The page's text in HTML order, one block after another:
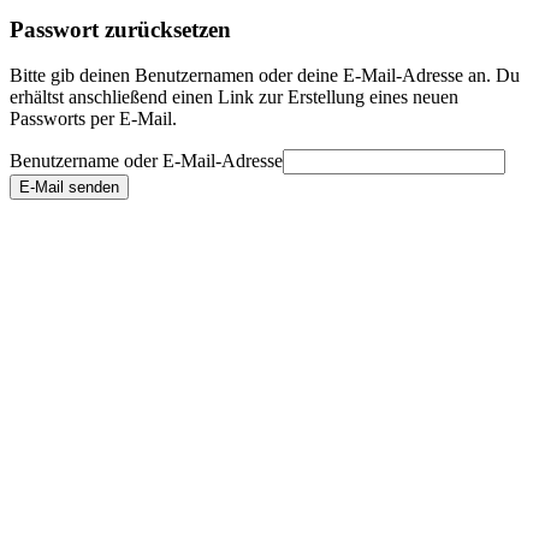
Passwort zurücksetzen
Bitte gib deinen Benutzernamen oder deine E-Mail-Adresse an. Du
erhältst anschließend einen Link zur Erstellung eines neuen
Passworts per E-Mail.
Benutzername oder E-Mail-Adresse
E-Mail senden